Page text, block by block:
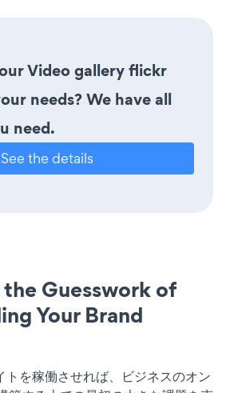
Video gallery flickr
needs? We have all
need.
See the details
Guesswork of
Your Brand
を稼働させれば、ビジネスのオン